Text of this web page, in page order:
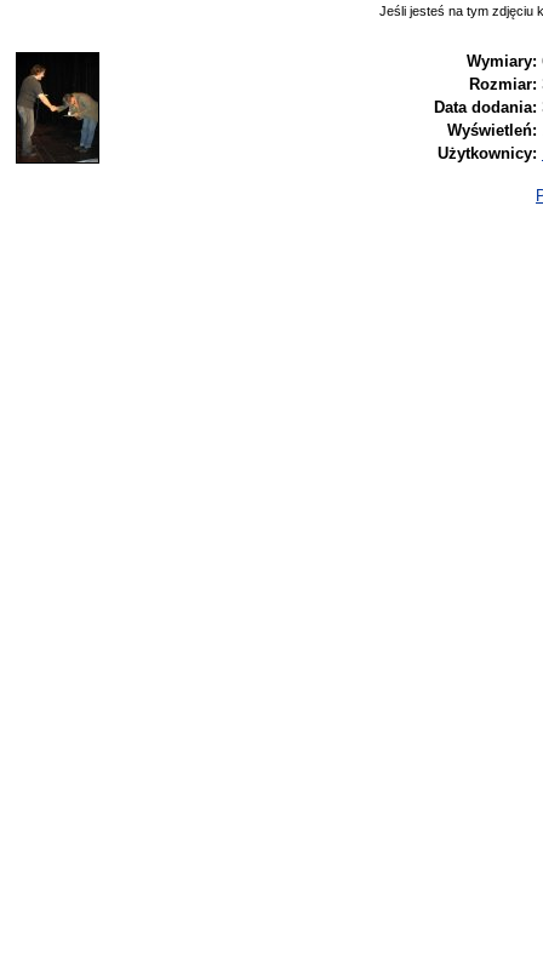
Jeśli jesteś na tym zdjęciu
Wymiary:
Rozmiar:
Data dodania:
Wyświetleń:
Użytkownicy: